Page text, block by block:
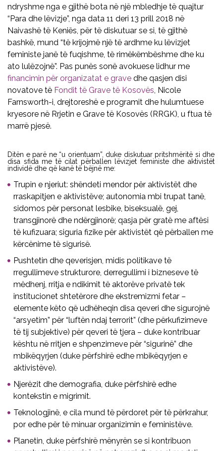
ndryshme nga e gjithë bota në një mbledhje të quajtur
“Para dhe lëvizje”, nga data 11 deri 13 prill 2018 në
Naivashë të Keniës, për të diskutuar se si, të gjithë
bashkë, mund “të krijojmë një të ardhme ku lëvizjet
feministe janë të fuqishme, të rimëkëmbëshme dhe ku
ato lulëzojnë”. Pas punës sonë avokuese lidhur me
financimin për organizatat e grave dhe qasjen disi
novatove të Fondit të Grave të Kosovës, Nicole
Farnsworth-i, drejtoreshë e programit dhe hulumtuese
kryesore në Rrjetin e Grave të Kosovës (RRGK), u ftua të
marrë pjesë.
Ditën e parë ne “u orientuam”, duke diskutuar pritshmëritë si dhe
disa sfida me të cilat përballen lëvizjet feministe dhe aktivistët
individë dhe që kanë të bëjnë me:
Trupin e njeriut: shëndeti mendor për aktivistët dhe
rraskapitjen e aktivistëve; autonomia mbi trupat tanë,
sidomos për personat lesbike, biseksualë, gej,
transgjinorë dhe ndërgjinorë; qasja për gratë me aftësi
të kufizuara; siguria fizike për aktivistët që përballen me
kërcënime të sigurisë.
Pushtetin dhe qeverisjen, midis politikave të
rregullimeve strukturore, derregullimi i bizneseve të
mëdhenj, rritja e ndikimit të aktorëve privatë tek
institucionet shtetërore dhe ekstremizmi fetar –
elemente këto që udhëheqin disa qeveri dhe sigurojnë
“arsyetim” për “luftën ndaj terrorit” (dhe përkufizimeve
të tij subjektive) për qeveri të tjera – duke kontribuar
kështu në rritjen e shpenzimeve për “sigurinë” dhe
mbikëqyrjen (duke përfshirë edhe mbikëqyrjen e
aktivistëve).
Njerëzit dhe demografia, duke përfshirë edhe
kontekstin e migrimit.
Teknologjinë, e cila mund të përdoret për të përkrahur,
por edhe për të minuar organizimin e feministëve.
Planetin, duke përfshirë mënyrën se si kontribuon